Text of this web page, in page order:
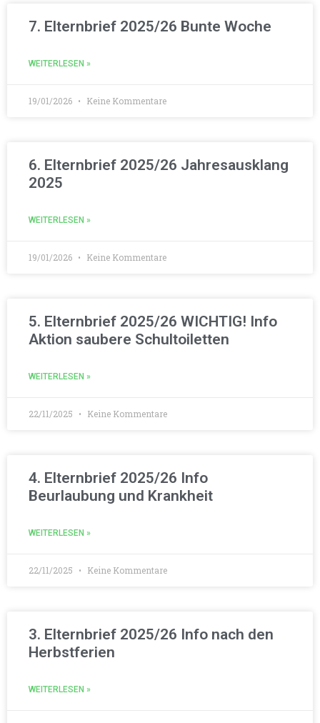
7. Elternbrief 2025/26 Bunte Woche
WEITERLESEN »
19/01/2026 Keine Kommentare
6. Elternbrief 2025/26 Jahresausklang
2025
WEITERLESEN »
19/01/2026 Keine Kommentare
5. Elternbrief 2025/26 WICHTIG! Info
Aktion saubere Schultoiletten
WEITERLESEN »
22/11/2025 Keine Kommentare
4. Elternbrief 2025/26 Info
Beurlaubung und Krankheit
WEITERLESEN »
22/11/2025 Keine Kommentare
3. Elternbrief 2025/26 Info nach den
Herbstferien
WEITERLESEN »